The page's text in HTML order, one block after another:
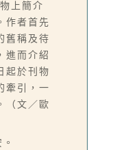
上簡介
作者首先
舊稱及待
進而介紹
起於刊物
牽引，一
（文／歐